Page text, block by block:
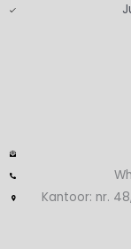
Kantoor: nr.